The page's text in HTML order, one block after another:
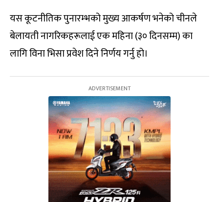
यस कूटनीतिक पुनारम्भको मुख्य आकर्षण भनेको चीनले
बेलायती नागरिकहरूलाई एक महिना (३० दिनसम्म) का
लागि विना भिसा प्रवेश दिने निर्णय गर्नु हो।